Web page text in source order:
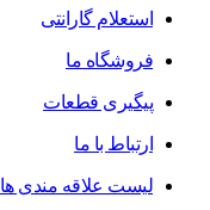
استعلام گارانتی
فروشگاه ما
پیگیری قطعات
ارتباط با ما
لیست علاقه مندی ها